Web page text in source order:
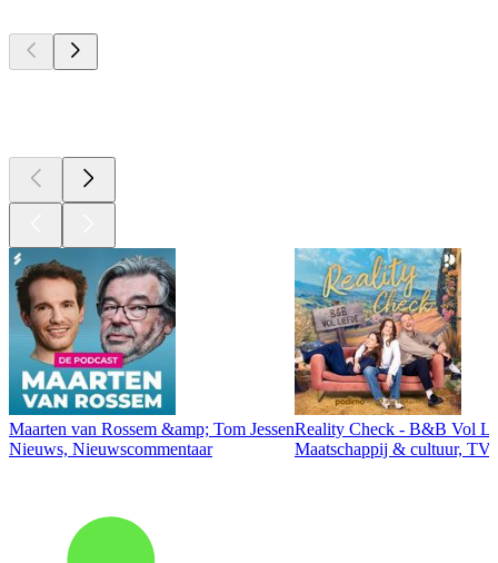
Maarten van Rossem &amp; Tom Jessen
Nieuws, Nieuwscommentaar
Reality Check - B&B Vol
Maatschappij & cultuur,